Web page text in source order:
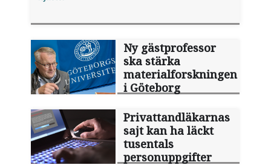
Ny gästprofessor
ska stärka
materialforskningen
i Göteborg
Privattandläkarnas
sajt kan ha läckt
tusentals
personuppgifter